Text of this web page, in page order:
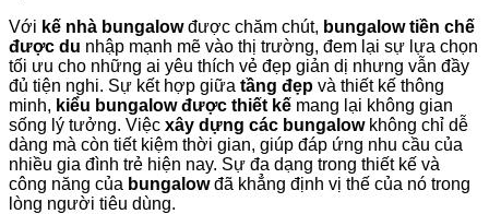
Với kế nhà bungalowđược chăm chút, bungalow tiền chế
được du nhập mạnh mẽ vào thị trường, đem lại sự lựa chọn
tối ưu cho những ai yêu thích vẻ đẹp giản dị nhưng vẫn đầy
đủ tiện nghi. Sự kết hợp giữa tầng đẹp và thiết kế thông
minh, kiểu bungalow được thiết kế mang lại không gian
sống lý tưởng. Việc xây dựng các bungalowkhông chỉ dễ
dàng mà còn tiết kiệm thời gian, giúp đáp ứng nhu cầu của
nhiều gia đình trẻ hiện nay. Sự đa dạng trong thiết kế và
công năng của bungalowđã khẳng định vị thế của nó trong
lòng người tiêu dùng.